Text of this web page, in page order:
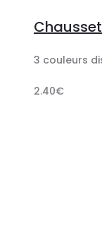
3 couleurs
2.40€